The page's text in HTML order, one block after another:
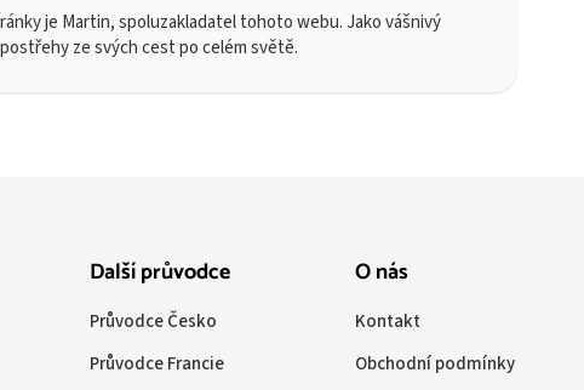
je Martin, spoluzakladatel tohoto webu. Jako vášnivý
ze svých cest po celém světě.
Další průvodce
Průvodce Česko
Průvodce Francie
O nás
Kontakt
Obchodní podmínky